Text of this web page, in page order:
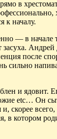
в
к началу.
— в начале
засуха.
после
сильно
и ядовит.
etc… Он
скорее
в котором